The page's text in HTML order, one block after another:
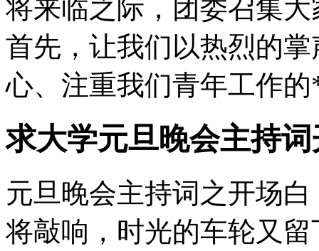
将来临之际，团委召集
首先，让我们以热烈的
心、注重我们青年工作
求大学元旦晚会主持
元旦晚会主持词之开场
将敲响，时光的车轮又